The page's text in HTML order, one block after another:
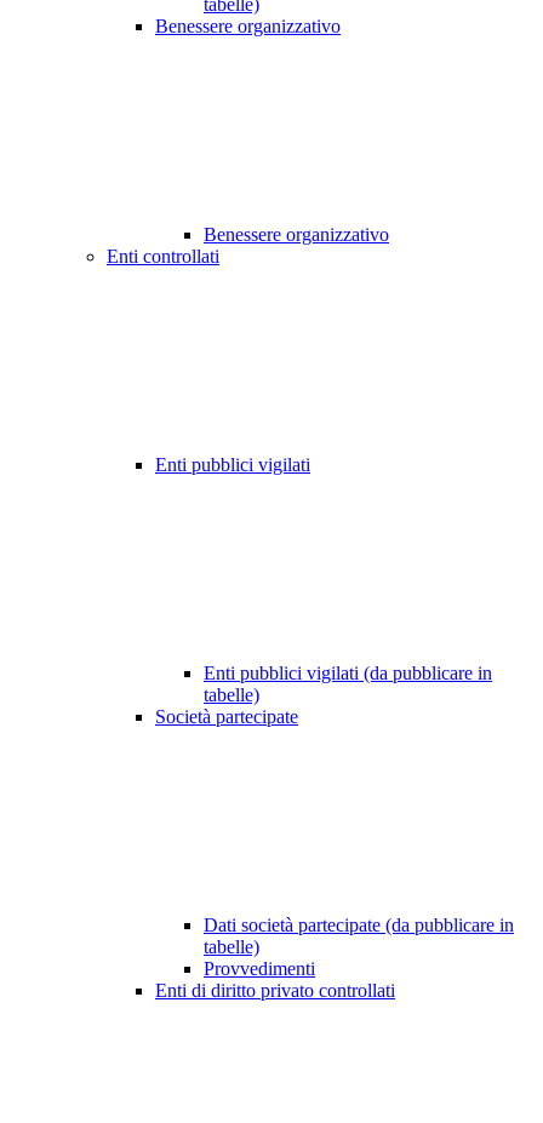
tabelle)
Benessere organizzativo
Benessere organizzativo
Enti controllati
Enti pubblici vigilati
Enti pubblici vigilati (da pubblicare in
tabelle)
Società partecipate
Dati società partecipate (da pubblicare in
tabelle)
Provvedimenti
Enti di diritto privato controllati